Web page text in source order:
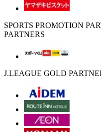
SPORTS PROMOTION
PARTNERS
J.LEAGUE GOLD